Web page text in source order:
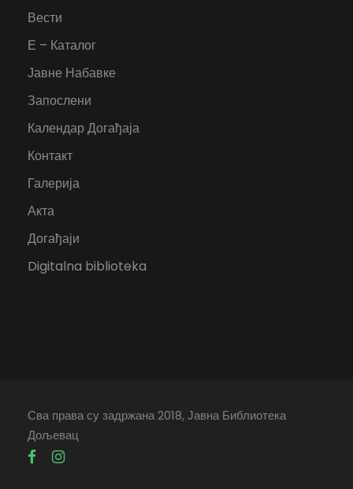
Вести
Е – Каталог
Јавне Набавке
Запослени
Календар Догађаја
Контакт
Галерија
Акта
Догађаји
Digitalna biblioteka
Сва права су задржана 2018, Јавна Библиотека
Дољевац